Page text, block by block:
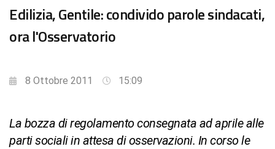
Edilizia, Gentile: condivido parole sindacati,
ora l'Osservatorio
8 Ottobre 2011 15:09
La bozza di regolamento consegnata ad aprile alle
parti sociali in attesa di osservazioni. In corso le